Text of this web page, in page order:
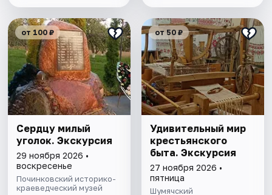
от 100 ₽
Сердцу милый
уголок. Экскурсия
29 ноября 2026 •
воскресенье
Починковский историко-
краеведческий музей
от 50 ₽
Удивительный мир
крестьянского
быта. Экскурсия
27 ноября 2026 •
пятница
Шумячский